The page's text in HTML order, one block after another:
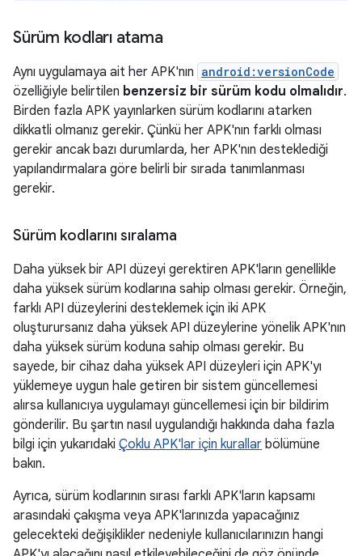
Sürüm kodları atama
Aynı uygulamaya ait her APK'nın android:versionCode
özelliğiyle belirtilen benzersiz bir sürüm kodu olmalıdır.
Birden fazla APK yayınlarken sürüm kodlarını atarken
dikkatli olmanız gerekir. Çünkü her APK'nın farklı olması
gerekir ancak bazı durumlarda, her APK'nın desteklediği
yapılandırmalara göre belirli bir sırada tanımlanması
gerekir.
Sürüm kodlarını sıralama
Daha yüksek bir API düzeyi gerektiren APK'ların genellikle
daha yüksek sürüm kodlarına sahip olması gerekir. Örneğin,
farklı API düzeylerini desteklemek için iki APK
oluşturursanız daha yüksek API düzeylerine yönelik APK'nın
daha yüksek sürüm koduna sahip olması gerekir. Bu
sayede, bir cihaz daha yüksek API düzeyleri için APK'yı
yüklemeye uygun hale getiren bir sistem güncellemesi
alırsa kullanıcıya uygulamayı güncellemesi için bir bildirim
gönderilir. Bu şartın nasıl uygulandığı hakkında daha fazla
bilgi için yukarıdaki Çoklu APK'lar için kurallar bölümüne
bakın.
Ayrıca, sürüm kodlarının sırası farklı APK'ların kapsamı
arasındaki çakışma veya APK'larınızda yapacağınız
gelecekteki değişiklikler nedeniyle kullanıcılarınızın hangi